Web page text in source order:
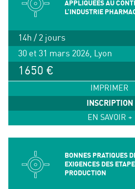
APPLIQUEES AU
L’INDUSTRIE
14h / 2 jours
30 et 31 mars 2026, Lyon
1650 €
IMPRIMER
INSCRIPTION
EN SAVOIR +
BONNES PRATIQUES
EXIGENCES DES
PRODUCTION